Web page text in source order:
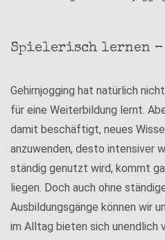
Spielerisch lernen
Gehirnjogging hat natürlich
für eine Weiterbildung lernt.
damit beschäftigt, neues
anzuwenden, desto intensiver
ständig genutzt wird, kommt
liegen. Doch auch ohne
Ausbildungsgänge können wir
im Alltag bieten sich unendlich